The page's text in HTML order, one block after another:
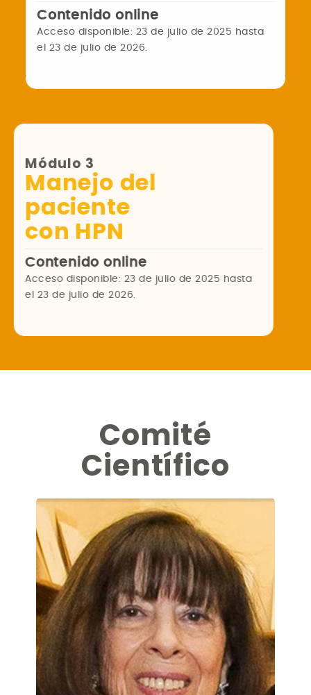
Contenido online
Acceso disponible: 23 de julio de 2025 hasta
el 23 de julio de 2026.
Módulo 3
Manejo del
paciente
con HPN
Contenido online
Acceso disponible: 23 de julio de 2025 hasta
el 23 de julio de 2026.
Comité
Científico